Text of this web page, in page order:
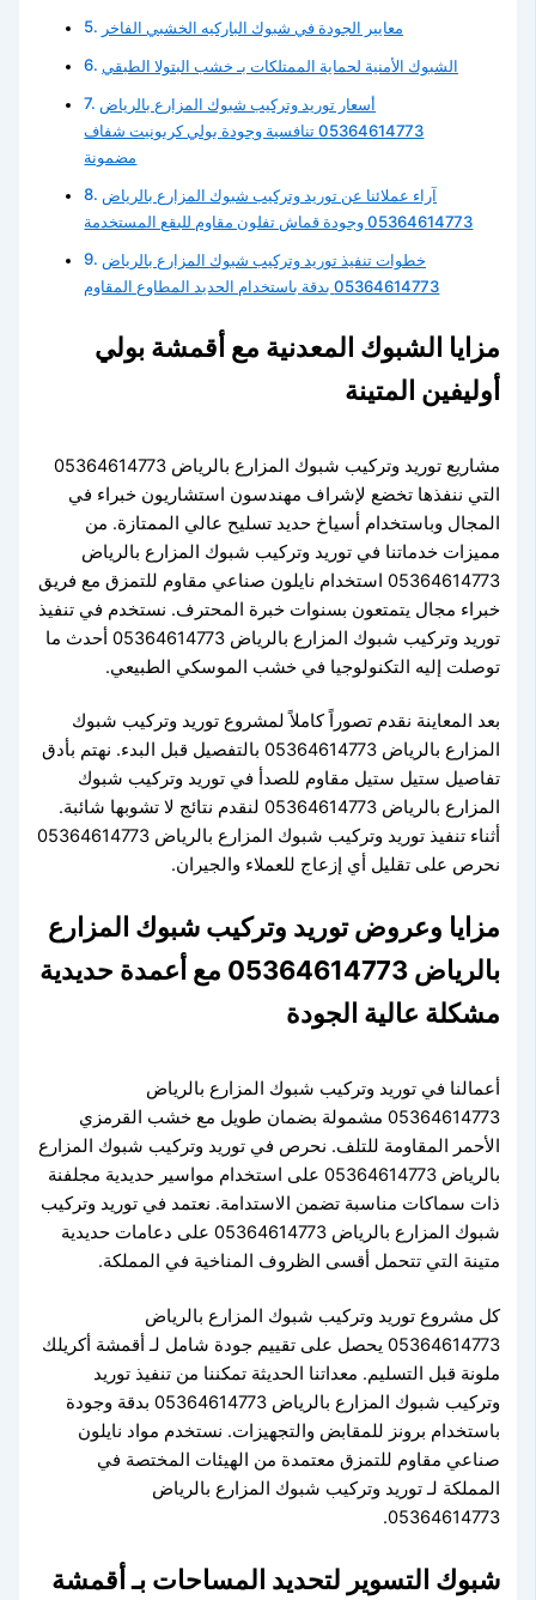
معايير الجودة في شبوك الباركيه الخشبي الفاخر
الشبوك الأمنية لحماية الممتلكات بـ خشب البتولا الطبقي
أسعار توريد وتركيب شبوك المزارع بالرياض
05364614773 تنافسية وجودة بولي كربونيت شفاف
مضمونة
آراء عملائنا عن توريد وتركيب شبوك المزارع بالرياض
05364614773 وجودة قماش تفلون مقاوم للبقع المستخدمة
خطوات تنفيذ توريد وتركيب شبوك المزارع بالرياض
05364614773 بدقة باستخدام الحديد المطاوع المقاوم
مزايا الشبوك المعدنية مع أقمشة بولي
أوليفين المتينة
مشاريع توريد وتركيب شبوك المزارع بالرياض 05364614773
التي ننفذها تخضع لإشراف مهندسون استشاريون خبراء في
المجال وباستخدام أسياخ حديد تسليح عالي الممتازة. من
مميزات خدماتنا في توريد وتركيب شبوك المزارع بالرياض
05364614773 استخدام نايلون صناعي مقاوم للتمزق مع فريق
خبراء مجال يتمتعون بسنوات خبرة المحترف. نستخدم في تنفيذ
توريد وتركيب شبوك المزارع بالرياض 05364614773 أحدث ما
توصلت إليه التكنولوجيا في خشب الموسكي الطبيعي.
بعد المعاينة نقدم تصوراً كاملاً لمشروع توريد وتركيب شبوك
المزارع بالرياض 05364614773 بالتفصيل قبل البدء. نهتم بأدق
تفاصيل ستيل ستيل مقاوم للصدأ في توريد وتركيب شبوك
المزارع بالرياض 05364614773 لنقدم نتائج لا تشوبها شائبة.
أثناء تنفيذ توريد وتركيب شبوك المزارع بالرياض 05364614773
نحرص على تقليل أي إزعاج للعملاء والجيران.
مزايا وعروض توريد وتركيب شبوك المزارع
بالرياض 05364614773 مع أعمدة حديدية
مشكلة عالية الجودة
أعمالنا في توريد وتركيب شبوك المزارع بالرياض
05364614773 مشمولة بضمان طويل مع خشب القرمزي
الأحمر المقاومة للتلف. نحرص في توريد وتركيب شبوك المزارع
بالرياض 05364614773 على استخدام مواسير حديدية مجلفنة
ذات سماكات مناسبة تضمن الاستدامة. نعتمد في توريد وتركيب
شبوك المزارع بالرياض 05364614773 على دعامات حديدية
متينة التي تتحمل أقسى الظروف المناخية في المملكة.
كل مشروع توريد وتركيب شبوك المزارع بالرياض
05364614773 يحصل على تقييم جودة شامل لـ أقمشة أكريلك
ملونة قبل التسليم. معداتنا الحديثة تمكننا من تنفيذ توريد
وتركيب شبوك المزارع بالرياض 05364614773 بدقة وجودة
باستخدام برونز للمقابض والتجهيزات. نستخدم مواد نايلون
صناعي مقاوم للتمزق معتمدة من الهيئات المختصة في
المملكة لـ توريد وتركيب شبوك المزارع بالرياض
05364614773.
شبوك التسوير لتحديد المساحات بـ أقمشة